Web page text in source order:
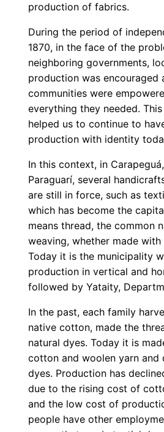
production of fabrics.
During the period of
1870, in the face of the
neighboring governments,
production was encouraged
communities were
everything they needed.
helped us to continue to
production with identity
In this context, in
Paraguarí, several
are still in force, such as
which has become the
means thread, the common
weaving, whether made
Today it is the municipality
production in vertical and
followed by Yataity,
In the past, each family
native cotton, made the
natural dyes. Today it is
cotton and woolen yarn and
dyes. Production has
due to the rising cost of
and the low cost of
people have other